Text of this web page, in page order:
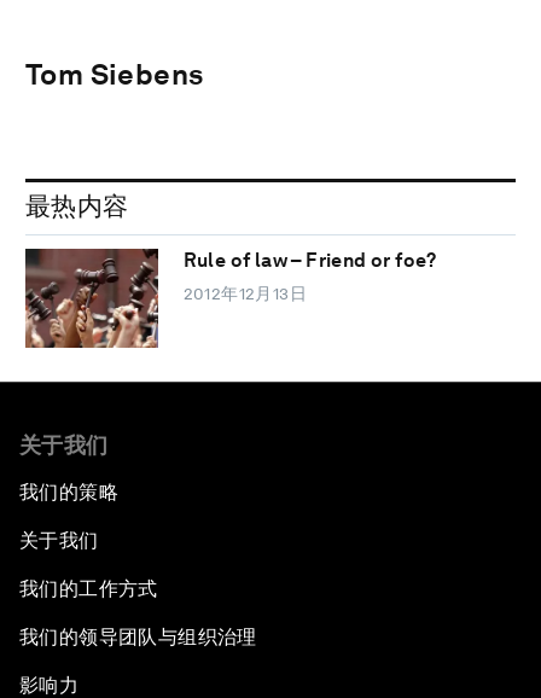
Tom Siebens
最热内容
Rule of law – Friend or foe?
2012年12月13日
关于我们
我们的策略
关于我们
我们的工作方式
我们的领导团队与组织治理
影响力